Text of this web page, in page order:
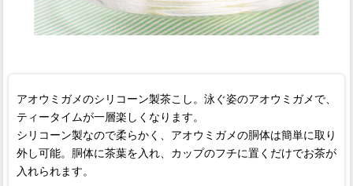
アオウミガメのシリコーン製茶こし。泳ぐ姿のアオウミガメで、
ティータイムが一層楽しくなります。
シリコーン製なので柔らかく、アオウミガメの胴体は簡単に取り
外し可能。胴体に茶葉を入れ、カップのフチに置くだけでお茶が
入れられます。